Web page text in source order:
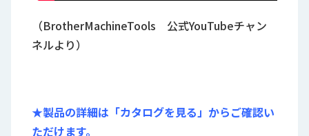
（BrotherMachineTools 公式YouTubeチャン
ネルより）
★製品の詳細は「カタログを見る」からご確認い
ただけます。